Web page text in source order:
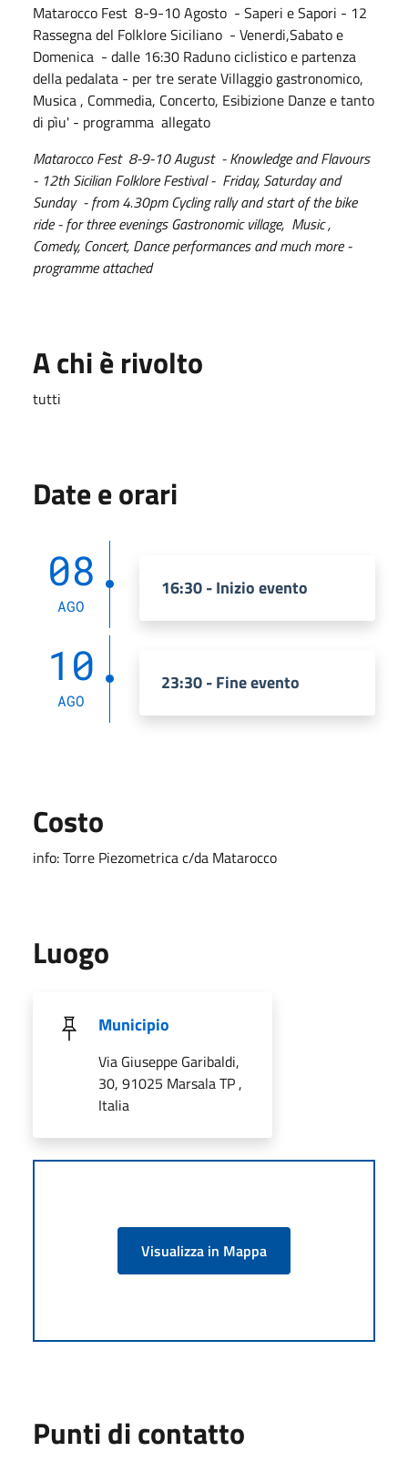
Matarocco Fest 8-9-10 Agosto - Saperi e Sapori - 12
Rassegna del Folklore Siciliano - Venerdi,Sabato e
Domenica - dalle 16:30 Raduno ciclistico e partenza
della pedalata - per tre serate Villaggio gastronomico,
Musica , Commedia, Concerto, Esibizione Danze e tanto
di pìu' - programma allegato
Matarocco Fest 8-9-10 August - Knowledge and Flavours
- 12th Sicilian Folklore Festival - Friday, Saturday and
Sunday - from 4.30pm Cycling rally and start of the bike
ride - for three evenings Gastronomic village, Music ,
Comedy, Concert, Dance performances and much more -
programme attached
A chi è rivolto
tutti
Date e orari
08
AGO
16:30 - Inizio evento
10
AGO
23:30 - Fine evento
Costo
info: Torre Piezometrica c/da Matarocco
Luogo
Municipio
Via Giuseppe Garibaldi,
30, 91025 Marsala TP ,
Italia
Visualizza in Mappa
Punti di contatto